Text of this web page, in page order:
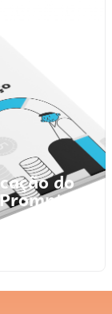
do
Prompts